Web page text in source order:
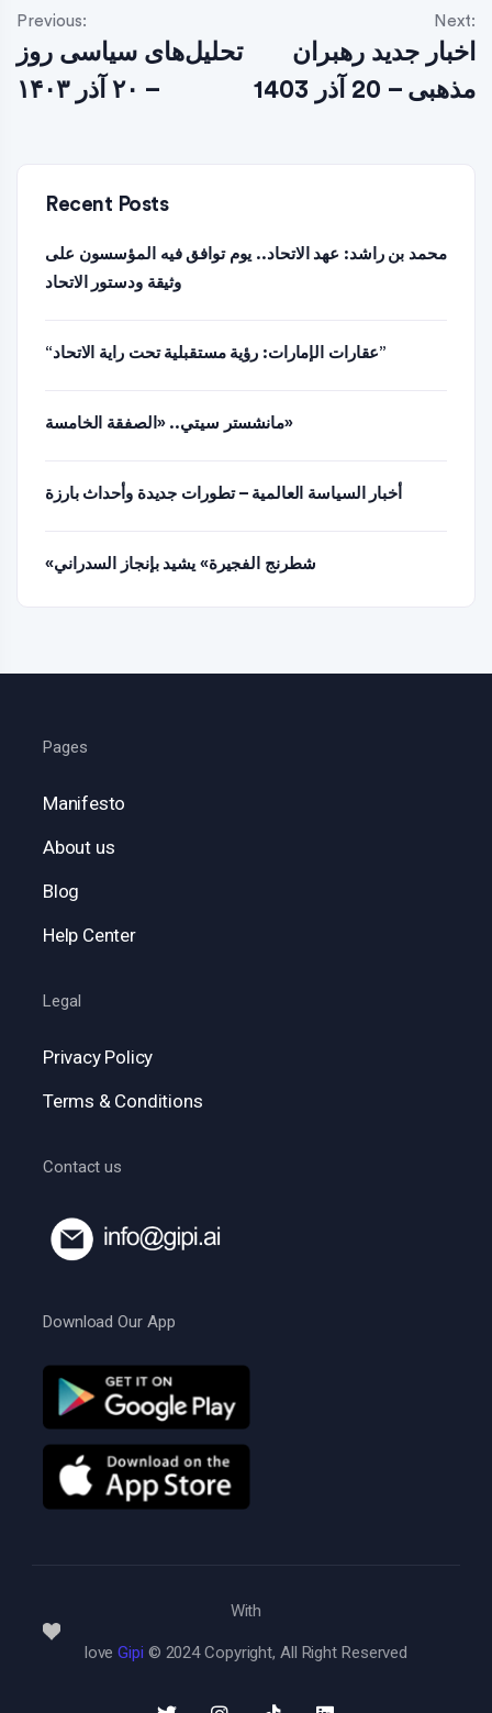
Previous:
تحلیل‌های سیاسی روز
– ۲۰ آذر ۱۴۰۳
Next:
اخبار جدید رهبران
مذهبی – 20 آذر 1403
Recent Posts
محمد بن راشد: عهد الاتحاد.. يوم توافق فيه المؤسسون على
وثيقة ودستور الاتحاد
“عقارات الإمارات: رؤية مستقبلية تحت راية الاتحاد”
مانشستر سيتي.. «الصفقة الخامسة»
أخبار السياسة العالمية – تطورات جديدة وأحداث بارزة
«شطرنج الفجيرة» يشيد بإنجاز السدراني
Pages
Manifesto
About us
Blog
Help Center
Legal
Privacy Policy
Terms & Conditions
Contact us
Download Our App
With
loveGipi © 2024 Copyright, All Right Reserved